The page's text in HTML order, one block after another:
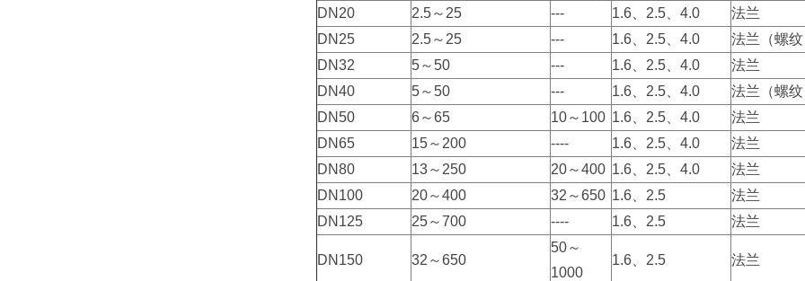
DN20 2.5～25 --- 1.6、2.5、4.0
法兰
DN25
2.5～25 --- 1.6、2.5、4.0
法兰（螺
DN32
5～50 --- 1.6、2.5、4.0
法兰
DN40
5～50 --- 1.6、2.5、4.0
法兰（螺
DN50
6～65 10～100 1.6、2.5、4.0
法兰
DN65
15～200 ---- 1.6、2.5、4.0
法兰
DN80
13～250 20～400 1.6、2.5、4.0
法兰
DN100
20～400 32～650 1.6、2.5
法兰
DN125
25～700 ---- 1.6、2.5 法兰
DN150 32～650
50～
1000
1.6、2.5 法兰